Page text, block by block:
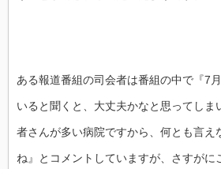
ある報道番組の司会者は番組の中で『7
いると聞くと、大丈夫かなと思ってしま
者さんが多い病院ですから、何とも言え
ね』とコメントしていますが、さすがに